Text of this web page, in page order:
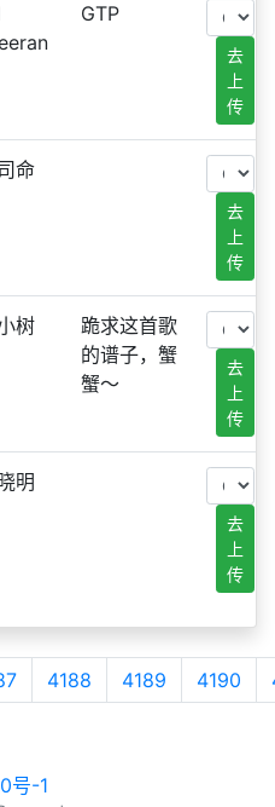
GTP
去
上
传
命
去
上
传
树
跪求这首歌
的谱子，蟹
蟹～
去
上
传
明
去
上
传
4188 4189 4190
号-1